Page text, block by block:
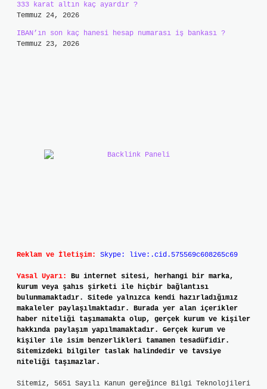
333 karat altın kaç ayardır ?
Temmuz 24, 2026
IBAN’ın son kaç hanesi hesap numarası iş bankası ?
Temmuz 23, 2026
Reklam ve İletişim: Skype: live:.cid.575569c608265c69
Yasal Uyarı:
Bu internet sitesi, herhangi bir marka,
kurum veya şahıs şirketi ile hiçbir bağlantısı
bulunmamaktadır. Sitede yalnızca kendi hazırladığımız
makaleler paylaşılmaktadır. Burada yer alan içerikler
haber niteliği taşımamakta olup, gerçek kurum ve kişiler
hakkında paylaşım yapılmamaktadır. Gerçek kurum ve
kişiler ile isim benzerlikleri tamamen tesadüfidir.
Sitemizdeki bilgiler taslak halindedir ve tavsiye
niteliği taşımazlar.
Sitemiz, 5651 Sayılı Kanun gereğince Bilgi Teknolojileri